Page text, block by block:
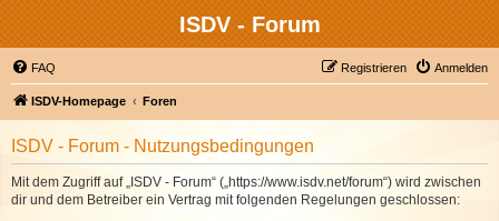
ISDV - Forum
FAQ Anmelden
Registrieren
ISDV-Homepage Foren
ISDV - Forum - Nutzungsbedingungen
Mit dem Zugriff auf „ISDV - Forum“ („https://www.isdv.net/forum“) wird zwischen
dir und dem Betreiber ein Vertrag mit folgenden Regelungen geschlossen: